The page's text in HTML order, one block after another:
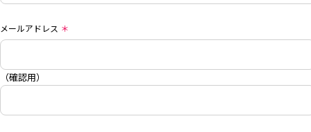
メールアドレス ＊
（確認用）